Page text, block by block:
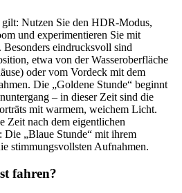
Nutzen Sie den HDR-Modus,
und experimentieren Sie mit
Besonders eindrucksvoll sind
etwa von der Wasseroberfläche
oder vom Vordeck mit dem
Die „Goldene Stunde“ beginnt
– in dieser Zeit sind die
mit warmem, weichem Licht.
Zeit nach dem eigentlichen
Die „Blaue Stunde“ mit ihrem
stimmungsvollsten Aufnahmen.
fahren?